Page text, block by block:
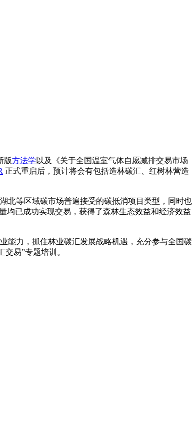
版方法学 以及《关于全国温室气体自愿减排交易市场
正式重启后，预计将会有包括造林碳汇、红树林营造
湖北等区域碳市场普遍接受的碳抵消项目类型，同时也
均已成功实现交易，获得了森林生态效益和经济效益
能力，抓住林业碳汇发展战略机遇，充分参与全国碳
交易”专题培训。